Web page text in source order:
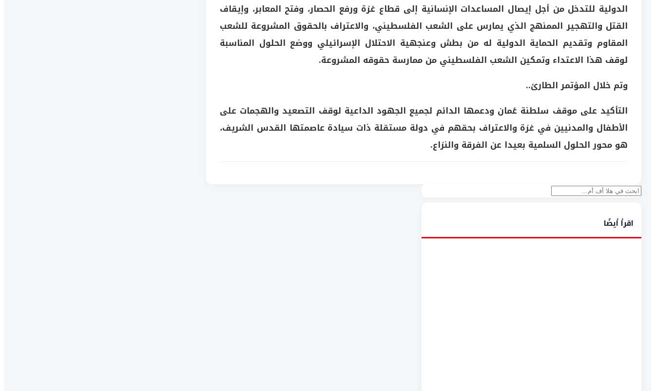
الدولية للتدخل من أجل إيصال المساعدات الإنسانية إلى قطاع غزة ورفع الحصار، وفتح المعابر، وإيقاف
القتل والتهجير الممنهج الذي يمارس على الشعب الفلسطيني، والاعتراف بالحقوق المشروعة للشعب
المقاوم وتقديم الحماية الدولية له من بطش وعنجهية الاحتلال الإسرائيلي ووضع الحلول المناسبة
لوقف هذا الاعتداء وتمكين الشعب الفلسطيني من ممارسة حقوقه المشروعة.
وتم خلال المؤتمر الطارئ..
التأكيد على موقف سلطنة عُمان ودعمها الدائم لجميع الجهود الداعية لوقف التصعيد والهجمات على
الأطفال والمدنيين في غزة والاعتراف بحقهم في دولة مستقلة ذات سيادة عاصمتها القدس الشريف،
هو محور الحلول السلمية بعيدا عن الفرقة والنزاع.
بحث
اقرأ أيضًا